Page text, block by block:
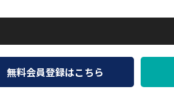
無料会員登録はこちら